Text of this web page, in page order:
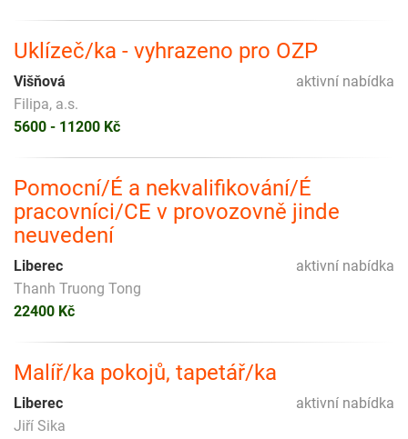
Uklízeč/ka - vyhrazeno pro OZP
aktivní nabídka
Višňová
Filipa, a.s.
5600 - 11200 Kč
Pomocní/É a nekvalifikování/É
pracovníci/CE v provozovně jinde
neuvedení
aktivní nabídka
Liberec
Thanh Truong Tong
22400 Kč
Malíř/ka pokojů, tapetář/ka
aktivní nabídka
Liberec
Jiří Sika